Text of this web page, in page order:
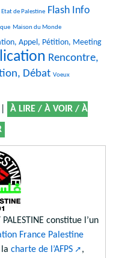
Etat de Palestine Flash Info
Maison du Monde
Appel, Pétition, Meeting
Rencontre,
Débat Voeux
À LIRE / À VOIR / À
constitue l’un
France Palestine
charte de l’AFPS ,